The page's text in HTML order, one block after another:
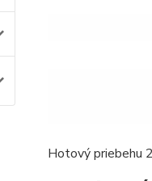
Hotový priebehu